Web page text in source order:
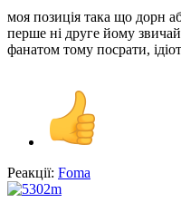
моя позиція така що дорн
перше ні друге йому
фанатом тому посрати,
Реакції: Foma